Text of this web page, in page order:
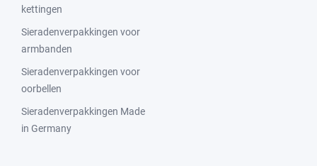
kettingen
Sieradenverpakkingen voor
armbanden
Sieradenverpakkingen voor
oorbellen
Sieradenverpakkingen Made
in Germany